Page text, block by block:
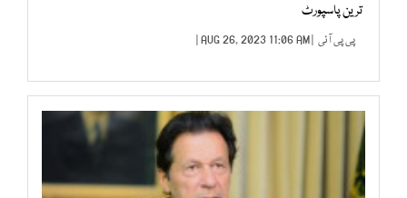
ترین پاسپورٹ
پی پی آئی | AUG 26, 2023 11:06 AM |